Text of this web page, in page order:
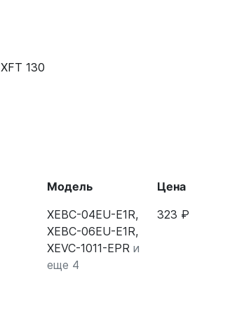
XFT 130
Модель
Цена
XEBC-04EU-E1R,
XEBC-06EU-E1R,
XEVC-1011-EPR и
еще 4
323 ₽